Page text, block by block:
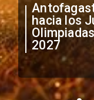
hacia los
2027